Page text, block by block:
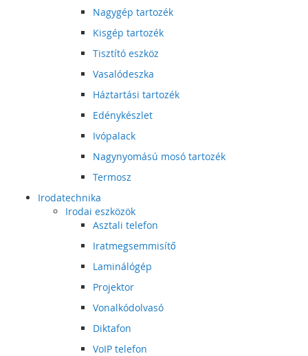
Nagygép tartozék
Kisgép tartozék
Tisztító eszköz
Vasalódeszka
Háztartási tartozék
Edénykészlet
Ivópalack
Nagynyomású mosó tartozék
Termosz
Irodatechnika
Irodai eszközök
Asztali telefon
Iratmegsemmisítő
Laminálógép
Projektor
Vonalkódolvasó
Diktafon
VoIP telefon